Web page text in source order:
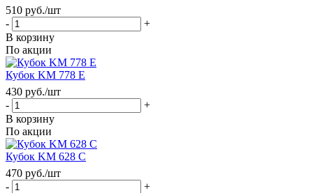
510 руб./шт
-
+
В корзину
По акции
Кубок KM 778 E
430 руб./шт
-
+
В корзину
По акции
Кубок KM 628 C
470 руб./шт
-
+